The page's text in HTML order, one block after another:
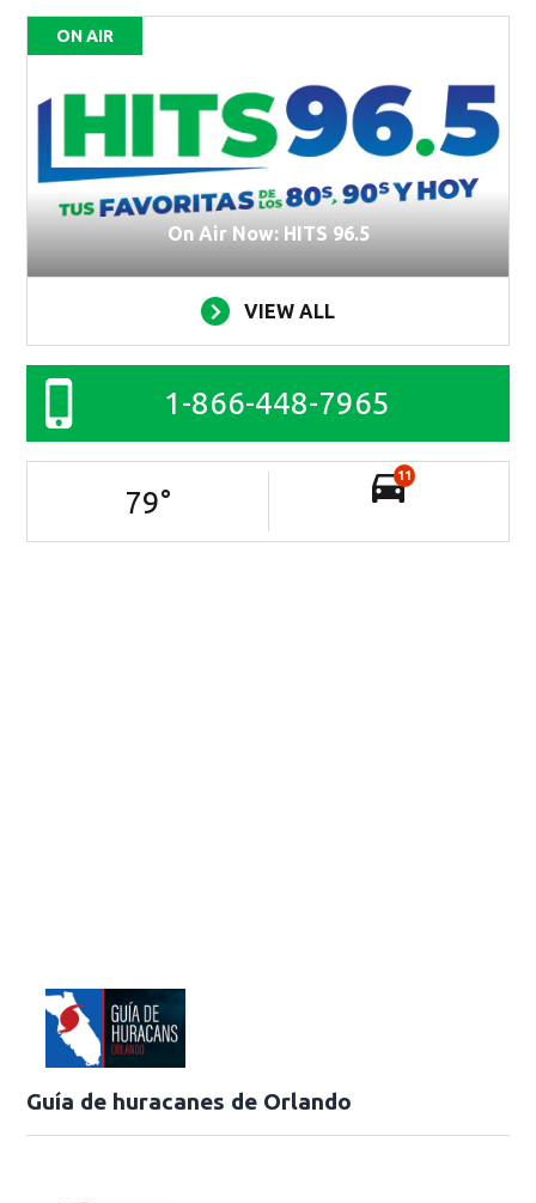
ON AIR
On Air Now: HITS 96.5
VIEW ALL
1-866-448-7965
79°
11
Guía de huracanes de Orlando